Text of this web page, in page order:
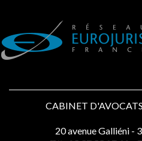
CABINET
20 avenue Galliéni -